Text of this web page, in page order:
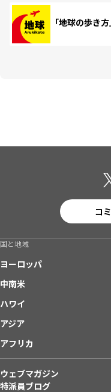
「地球の歩き
コ
国と地域
ヨーロッパ
中南米
ハワイ
アジア
アフリカ
ウェブマガジン
特派員ブログ